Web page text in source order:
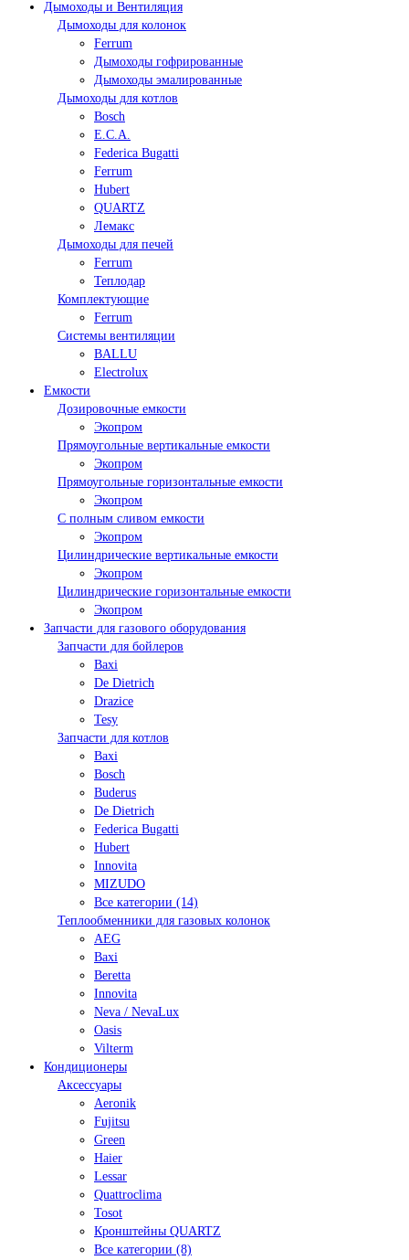
Дымоходы и Вентиляция
Дымоходы для колонок
Ferrum
Дымоходы гофрированные
Дымоходы эмалированные
Дымоходы для котлов
Bosch
E.C.A.
Federica Bugatti
Ferrum
Hubert
QUARTZ
Лемакс
Дымоходы для печей
Ferrum
Теплодар
Комплектующие
Ferrum
Системы вентиляции
BALLU
Electrolux
Емкости
Дозировочные емкости
Экопром
Прямоугольные вертикальные емкости
Экопром
Прямоугольные горизонтальные емкости
Экопром
С полным сливом емкости
Экопром
Цилиндрические вертикальные емкости
Экопром
Цилиндрические горизонтальные емкости
Экопром
Запчасти для газового оборудования
Запчасти для бойлеров
Baxi
De Dietrich
Drazice
Tesy
Запчасти для котлов
Baxi
Bosch
Buderus
De Dietrich
Federica Bugatti
Hubert
Innovita
MIZUDO
Все категории (14)
Теплообменники для газовых колонок
AEG
Baxi
Beretta
Innovita
Neva / NevaLux
Oasis
Vilterm
Кондиционеры
Аксессуары
Aeronik
Fujitsu
Green
Haier
Lessar
Quattroclima
Tosot
Кронштейны QUARTZ
Все категории (8)